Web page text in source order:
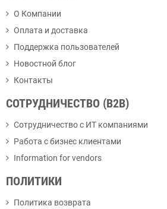
О Компании
Оплата и доставка
Поддержка пользователей
Новостной блог
Контакты
СОТРУДНИЧЕСТВО (B2B)
Сотрудничество с ИТ компаниями
Работа с бизнес клиентами
Information for vendors
ПОЛИТИКИ
Политика возврата